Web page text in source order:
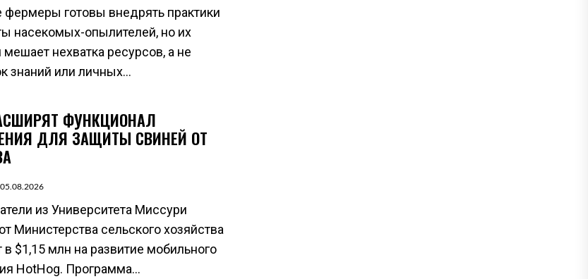
фермеры готовы внедрять практики
насекомых-опылителей, но их
нехватка ресурсов, а не
знаний или личных...
ФУНКЦИОНАЛ
ДЛЯ ЗАЩИТЫ СВИНЕЙ ОТ
05.08.2026
из Университета Миссури
Министерства сельского хозяйства
$1,15 млн на развитие мобильного
HotHog. Программа...